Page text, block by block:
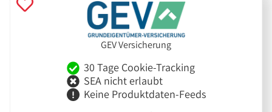
GEV Versicherung
30 Tage Cookie-Tracking
SEA nicht erlaubt
Keine Produktdaten-Feeds